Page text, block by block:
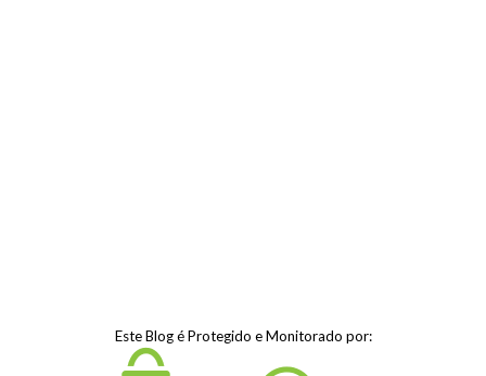
Este Blog é Protegido e Monitorado por: